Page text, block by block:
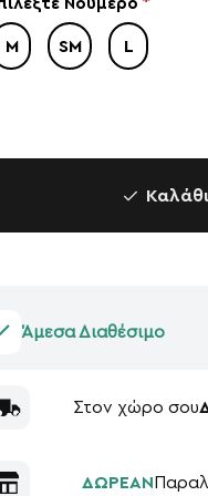
Νούμερο
M SM L
Καλάθι
Άμεσα Διαθέσιμο
Στον χώρο σου
ΔΩΡΕΑΝ